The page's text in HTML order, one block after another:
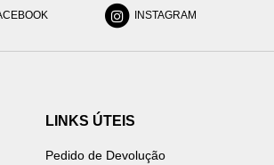
INSTAGRAM
LINKS ÚTEIS
Pedido de Devolução